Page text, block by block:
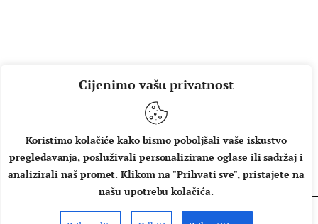
Cijenimo vašu privatnost
Koristimo kolačiće kako bismo poboljšali vaše iskustvo
pregledavanja, posluživali personalizirane oglase ili sadržaj i
analizirali naš promet. Klikom na "Prihvati sve", pristajete na
našu upotrebu kolačića.
O NAMA IMPRESSUM UVJETI KORIŠTENJA